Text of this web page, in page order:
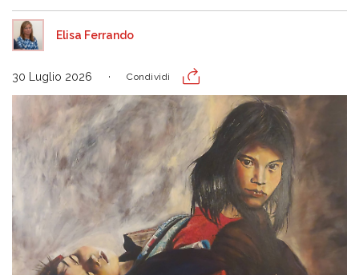
Elisa Ferrando
30 Luglio 2026 Condividi